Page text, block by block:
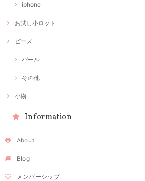
iphone
お試し小ロット
ビーズ
パール
その他
小物
Information
About
Blog
メンバーシップ